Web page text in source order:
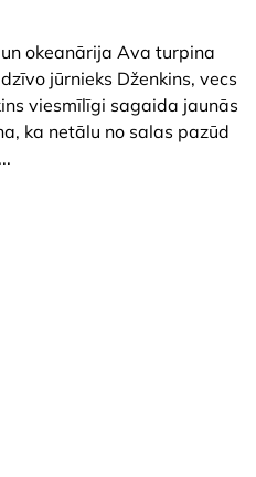
okeanārija Ava turpina
jūrnieks Dženkins, vecs
viesmīlīgi sagaida jaunās
ka netālu no salas pazūd
...